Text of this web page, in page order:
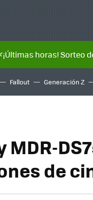
horas! Sorteo
Fallout Generación Z
MDR-
de